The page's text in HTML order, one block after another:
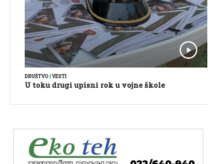
DRUŠTVO|VESTI
U toku drugi upisni rok u vojne škole